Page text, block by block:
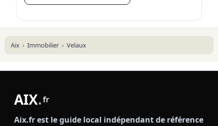
Aix Immobilier Velaux
AIX.fr
Aix.fr est le guide local indépendant de référence